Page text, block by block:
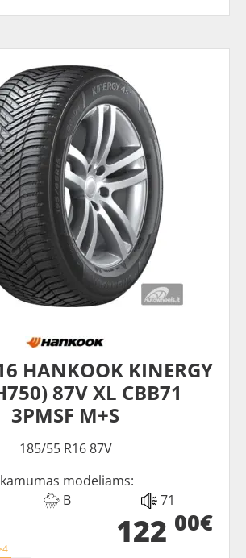
HANKOOK KINERGY
87V XL CBB71
3PMSF M+S
185/55 R16 87V
modeliams:
B 71
122 00€